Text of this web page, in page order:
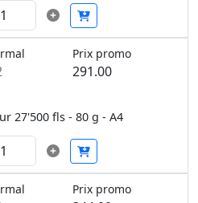
Prix promo
291.00
27'500 fls - 80 g - A4
Prix promo